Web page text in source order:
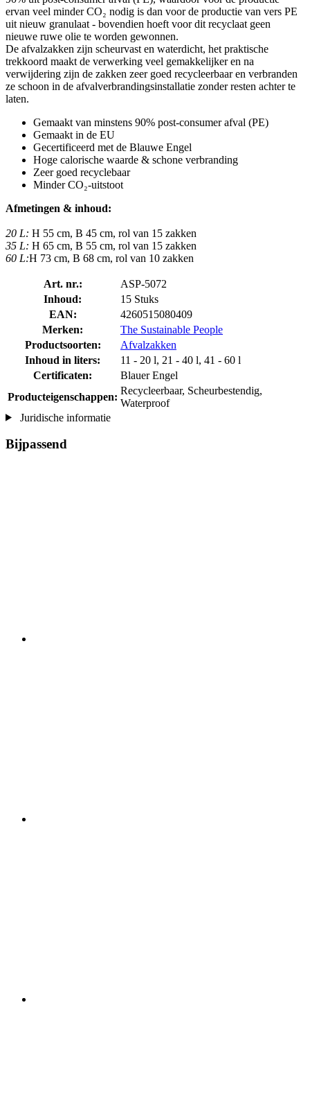
ervan veel minder CO₂ nodig is dan voor de productie van vers PE
uit nieuw granulaat - bovendien hoeft voor dit recyclaat geen
nieuwe ruwe olie te worden gewonnen.
De afvalzakken zijn scheurvast en waterdicht, het praktische
trekkoord maakt de verwerking veel gemakkelijker en na
verwijdering zijn de zakken zeer goed recycleerbaar en verbranden
ze schoon in de afvalverbrandingsinstallatie zonder resten achter te
laten.
Gemaakt van minstens 90% post-consumer afval (PE)
Gemaakt in de EU
Gecertificeerd met de Blauwe Engel
Hoge calorische waarde & schone verbranding
Zeer goed recyclebaar
Minder CO₂-uitstoot
Afmetingen & inhoud:
20 L: H 55 cm, B 45 cm, rol van 15 zakken
35 L: H 65 cm, B 55 cm, rol van 15 zakken
60 L:H 73 cm, B 68 cm, rol van 10 zakken
Art. nr.:
ASP-5072
Inhoud:
15 Stuks
EAN:
4260515080409
Merken:
The Sustainable People
Productsoorten:
Afvalzakken
Inhoud in liters:
11 - 20 l, 21 - 40 l, 41 - 60 l
Certificaten:
Blauer Engel
Producteigenschappen:
Recycleerbaar, Scheurbestendig,
Waterproof
Juridische informatie
Bijpassend